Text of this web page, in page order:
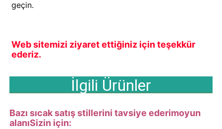
geçin.
Web sitemizi ziyaret ettiğiniz için teşekkür
ederiz.
İlgili Ürünler
Bazı sıcak satış stillerini tavsiye ederimoyun
alanıSizin için: